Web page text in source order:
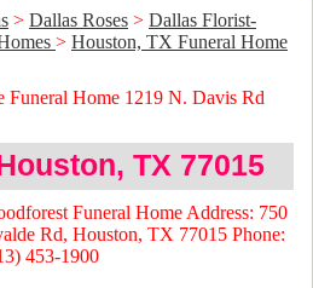
> Dallas Roses > Dallas Florist-
> Houston, TX Funeral Home
Funeral Home 1219 N. Davis Rd
TX 77015
Funeral Home Address: 750
Rd, Houston, TX 77015 Phone:
453-1900